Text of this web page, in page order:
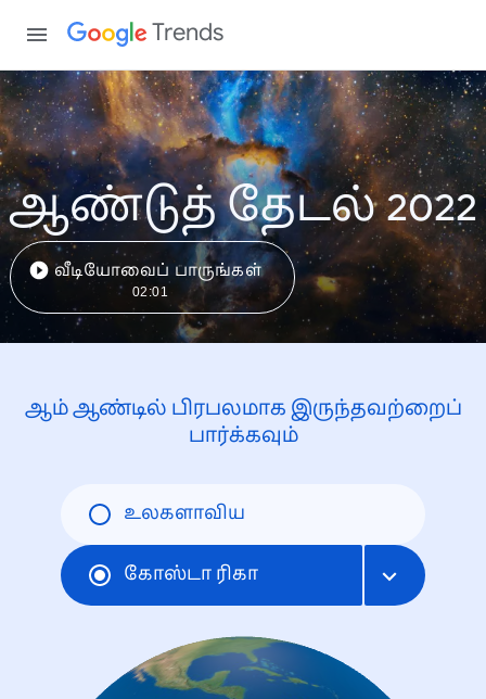
Trends
ஆண்டுத் தேடல் 2022
வீடியோவைப் பாருங்கள்
02:01
ஆம் ஆண்டில் பிரபலமாக இருந்தவற்றைப்
பார்க்கவும்
உலகளாவிய
கோஸ்டா ரிகா